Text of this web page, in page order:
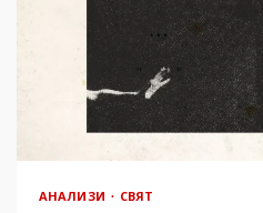
АНАЛИЗИ СВЯТ